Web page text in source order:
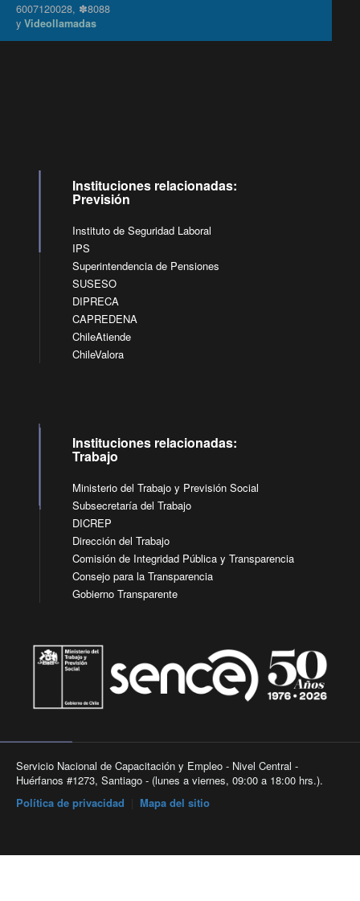
6007120028, ✽8088
yVideollamadas
Instituciones relacionadas:
Previsión
Instituto de Seguridad Laboral
IPS
Superintendencia de Pensiones
SUSESO
DIPRECA
CAPREDENA
ChileAtiende
ChileValora
Instituciones relacionadas:
Trabajo
Ministerio del Trabajo y Previsión Social
Subsecretaría del Trabajo
DICREP
Dirección del Trabajo
Comisión de Integridad Pública y Transparencia
Consejo para la Transparencia
Gobierno Transparente
Servicio Nacional de Capacitación y Empleo - Nivel Central -
Huérfanos #1273, Santiago - (lunes a viernes, 09:00 a 18:00 hrs.).
Política de privacidad
Mapa del sitio